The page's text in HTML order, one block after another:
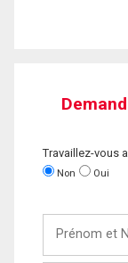
Travaillez-vous
Non Oui
Nom